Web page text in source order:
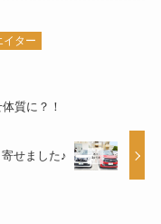
イター
質に？！
せました♪